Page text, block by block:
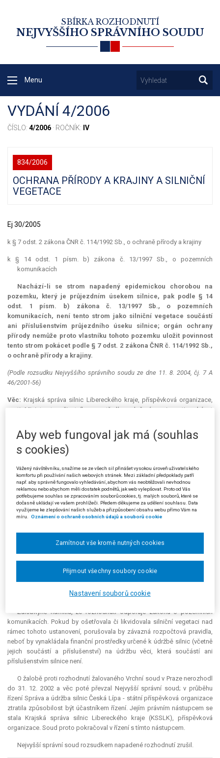
SBÍRKA ROZHODNUTÍ
NEJVYŠŠÍHO SPRÁVNÍHO SOUDU
Menu
VYDÁNÍ 4/2006
ČÍSLO: 4/2006 · ROČNÍK: IV
834/2006
OCHRANA PŘÍRODY A KRAJINY A SILNIČNÍ
VEGETACE
Ej 30/2005
k § 7 odst. 2 zákona ČNR č. 114/1992 Sb., o ochraně přírody a krajiny
k § 14 odst. 1 písm. b) zákona č. 13/1997 Sb., o pozemních
komunikacích
Nachází-li se strom napadený epidemickou chorobou na
pozemku, který je průjezdním úsekem silnice, pak podle § 14
odst. 1 písm. b) zákona č. 13/1997 Sb., o pozemních
komunikacích, není tento strom jako silniční vegetace součástí
ani příslušenstvím průjezdního úseku silnice; orgán ochrany
přírody nemůže proto vlastníku tohoto pozemku uložit povinnost
tento strom pokácet podle § 7 odst. 2 zákona ČNR č. 114/1992 Sb.,
o ochraně přírody a krajiny.
(Podle rozsudku Nejvyššího správního soudu ze dne 11. 8. 2004, čj. 7 A
46/2001-56)
Věc:Krajská správa silnic Libereckého kraje, příspěvková organizace,
proti Ministerstvu životního prostředí o uložení povinnosti pokácet
Bývalý Okresní úřad v České Lípě rozhodnutím ze dne 28. 11. 2000
(které bylo změněno napadeným rozhodnutím žalovaného) uložil Správě
a údržbě silnic Česká Lípa podle § 7 odst. 2 zákona ČNR č. 114/1992
Sb., o ochraně přírody a krajiny, pokácet dub stojící na pozemku v k. ú.
B., napadený epidemickou chorobou, a provést s tím souvisící další
opatření. Podle odůvodnění je pozemek ve vlastnictví České republiky s
právem hospodaření státní příspěvkové organizace Správa a údržba
silnic Česká Lípa. Dřeviny jsou podle § 120 obč. zák. součástí pozemku.
Vlastník pozemku je rovněž vlastníkem dřevin, které na tomto pozemku
tomto pozemku rostoucí. Tato povinnost jej váže i tehdy, pokud uvedená
dřevina není součástí silniční vegetace, jak je definována v § 14 zák. č.
závěru, že orgán ochrany přírody I. stupně postupoval v souladu se
uložil odvolateli povinnost provést nezbytné zásahy.
Žalobkyně namítla, že rozhodnutí odporuje zákonu o pozemních
komunikacích. Pokud by ošetřovala či likvidovala silniční vegetaci nad
rámec tohoto ustanovení, porušovala by závazná rozpočtová pravidla,
neboť by vynakládala finanční prostředky určené k údržbě silnic (včetně
jejich součástí a příslušenství) na údržbu věci, která součástí ani
příslušenstvím silnice není.
O žalobě proti rozhodnutí žalovaného Vrchní soud v Praze nerozhodl
do 31. 12. 2002 a věc poté převzal Nejvyšší správní soud; v průběhu
řízení Správa a údržba silnic Česká Lípa - státní příspěvková organizace
ztratila způsobilost být účastníkem řízení. Jejím právním nástupcem se
stala Krajská správa silnic Libereckého kraje (KSSLK), příspěvková
organizace. Soud proto pokračoval v řízení s tímto nástupcem.
Nejvyšší správní soud rozsudkem napadené rozhodnutí zrušil.
Aby web fungoval jak má (souhlas
s cookies)
Vážený návštěvníku, snažíme se ze všech sil přinášet vysokou úroveň uživatelského
komfortu při používání našich webových stránek. Mezi základní předpoklady patří
např. aby správně fungovalo vyhledávání, abychom vás neobtěžovali nevhodnou
reklamou nebo abychom měli dostatek podnětů, jak web vylepšovat. Proto od Vás
potřebujeme souhlas se zpracováním souborů cookies, tj. malých souborů, které se
dočasně ukládají ve vašem prohlížeči. Předem děkujeme za udělení souhlasu. Data
využijeme ke zlepšování našich služeb a přizpůsobení obsahu webu přímo Vám na
míru. Oznámení o ochraně osobních údajů a souborů cookie
Nastavení souborů cookie
Zamítnout vše kromě nutných cookies
Přijmout všechny soubory cookie